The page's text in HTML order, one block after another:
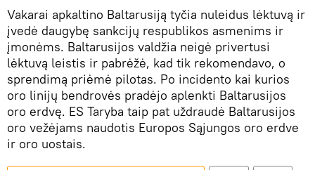
Vakarai apkaltino Baltarusiją tyčia nuleidus lėktuvą ir
įvedė daugybę sankcijų respublikos asmenims ir
įmonėms. Baltarusijos valdžia neigė privertusi
lėktuvą leistis ir pabrėžė, kad tik rekomendavo, o
sprendimą priėmė pilotas. Po incidento kai kurios
oro linijų bendrovės pradėjo aplenkti Baltarusijos
oro erdvę. ES Taryba taip pat uždraudė Baltarusijos
oro vežėjams naudotis Europos Sąjungos oro erdve
ir oro uostais.